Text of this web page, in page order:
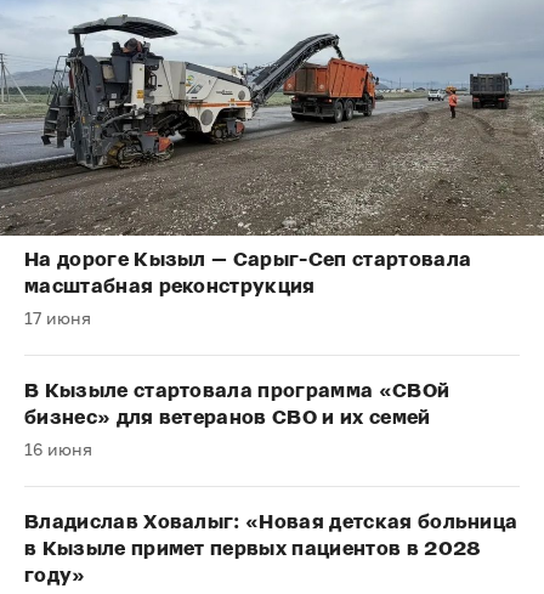
На дороге Кызыл — Сарыг-Сеп стартовала
масштабная реконструкция
17 июня
В Кызыле стартовала программа «СВОй
бизнес» для ветеранов СВО и их семей
16 июня
Владислав Ховалыг: «Новая детская больница
в Кызыле примет первых пациентов в 2028
году»